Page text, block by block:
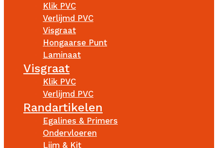
Klik PVC
Verlijmd PVC
Visgraat
Hongaarse Punt
Laminaat
Visgraat
Klik PVC
Verlijmd PVC
Randartikelen
Egalines & Primers
Ondervloeren
Lijm & Kit